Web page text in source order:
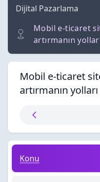
Dijital Pazarlama
Mobil e-ticaret
artırmanın
Mobil e-ticaret
artırmanın yolları
Mobil e-ticaret sitesi ile
Konu